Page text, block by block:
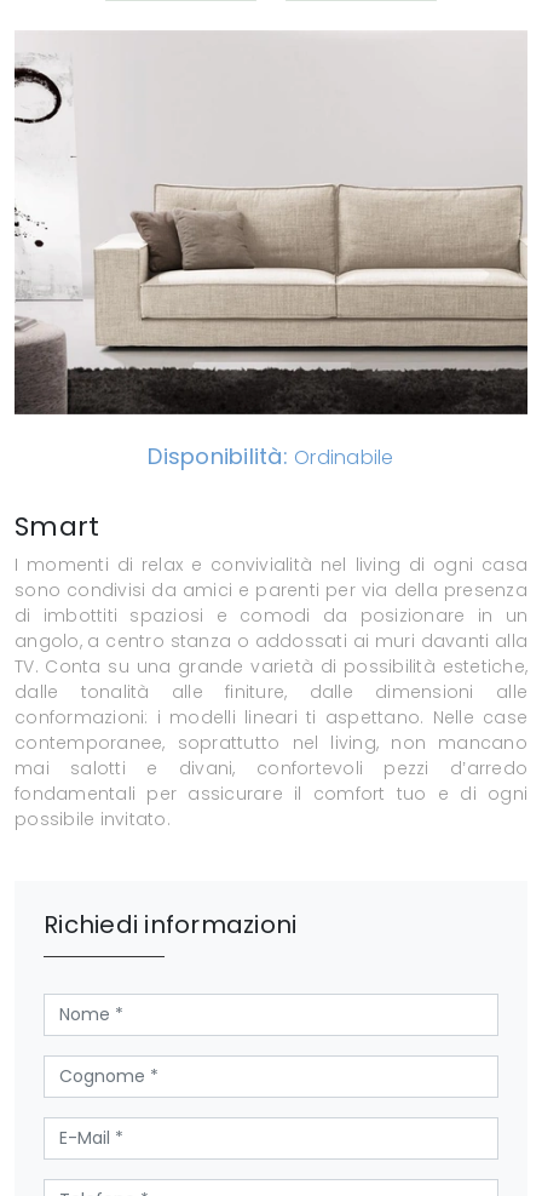
Disponibilità: Ordinabile
Smart
I momenti di relax e convivialità nel living di ogni casa
sono condivisi da amici e parenti per via della presenza
di imbottiti spaziosi e comodi da posizionare in un
angolo, a centro stanza o addossati ai muri davanti alla
TV. Conta su una grande varietà di possibilità estetiche,
dalle tonalità alle finiture, dalle dimensioni alle
conformazioni: i modelli lineari ti aspettano. Nelle case
contemporanee, soprattutto nel living, non mancano
mai salotti e divani, confortevoli pezzi d’arredo
fondamentali per assicurare il comfort tuo e di ogni
possibile invitato.
Richiedi informazioni